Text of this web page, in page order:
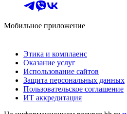
Мобильное приложение
Этика и комплаенс
Оказание услуг
Использование сайтов
Защита персональных данных
Пользовательское соглашение
ИТ аккредитация